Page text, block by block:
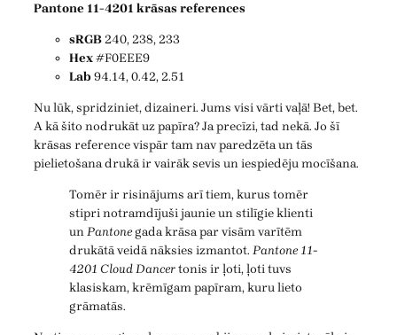
Pantone 11-4201 krāsas references
sRGB240, 238, 233
Hex#F0EEE9
Lab94.14, 0.42, 2.51
Nu lūk, spridziniet, dizaineri. Jums visi vārti vaļā! Bet, bet.
A kā šito nodrukāt uz papīra? Ja precīzi, tad nekā. Jo šī
krāsas reference vispār tam nav paredzēta un tās
pielietošana drukā ir vairāk sevis un iespiedēju mocīšana.
Tomēr ir risinājums arī tiem, kurus tomēr
stipri notramdījuši jaunie un stilīgie klienti
unPantonegada krāsa par visām varītēm
drukātā veidā nāksies izmantot. Pantone 11-
4201 Cloud Dancertonis ir ļoti, ļoti tuvs
klasiskam, krēmīgam papīram, kuru lieto
grāmatās.